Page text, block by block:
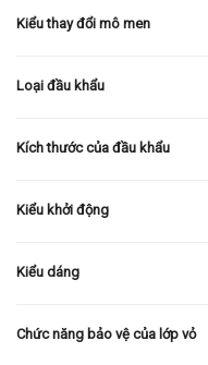
Kiểu thay đổi mô men
Loại đầu khẩu
Kích thước của đầu khẩu
Kiểu khởi động
Kiểu dáng
Chức năng bảo vệ của lớp vỏ